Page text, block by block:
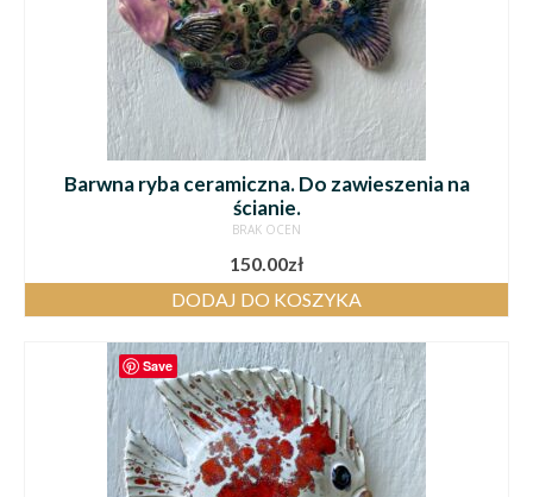
Barwna ryba ceramiczna. Do zawieszenia na
ścianie.
BRAK OCEN
150.00zł
DODAJ DO KOSZYKA
Save